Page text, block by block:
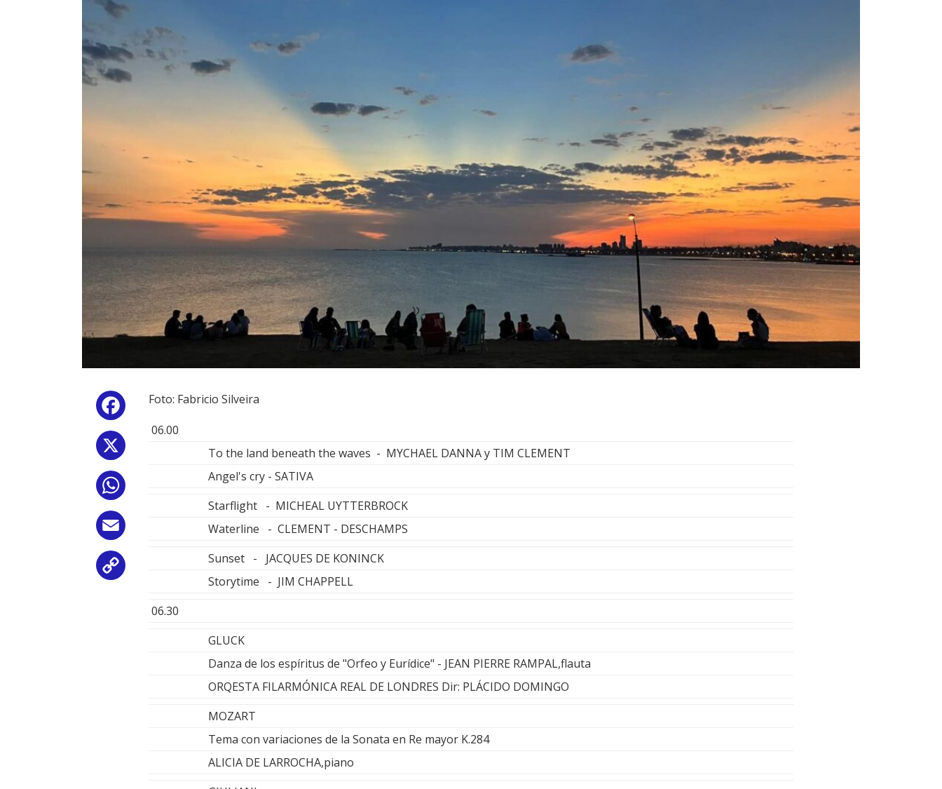
Facebook
Foto: Fabricio Silveira
06.00
To the land beneath the waves - MYCHAEL DANNA y TIM CLEMENT
Angel's cry - SATIVA
Starflight - MICHEAL UYTTERBROCK
Waterline - CLEMENT - DESCHAMPS
Sunset - JACQUES DE KONINCK
Storytime - JIM CHAPPELL
06.30
GLUCK
Danza de los espíritus de "Orfeo y Eurídice" - JEAN PIERRE RAMPAL,flauta
ORQESTA FILARMÓNICA REAL DE LONDRES Dir: PLÁCIDO DOMINGO
MOZART
Tema con variaciones de la Sonata en Re mayor K.284
ALICIA DE LARROCHA,piano